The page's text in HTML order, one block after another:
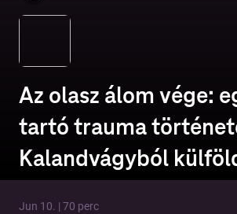
Az olasz álom vége:
tartó trauma
Kalandvágyból
Jun 10. | 70 perc